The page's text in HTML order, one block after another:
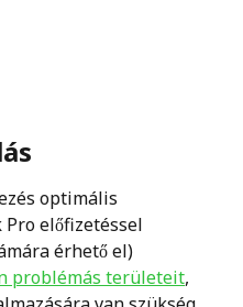
optimális
Pro előfizetéssel
érhető el)
problémás területeit,